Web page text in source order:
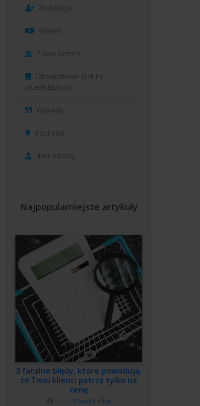
Rekrutacja
Finanse
Prawo biznesu
Obowiązkowe lektury
przedsiębiorcy
Wywiady
Inspiracje
Nasi autorzy
Najpopularniejsze artykuły
3 fatalne błędy, które powodują,
że Twoi klienci patrzą tylko na
cenę
Paweł Królak